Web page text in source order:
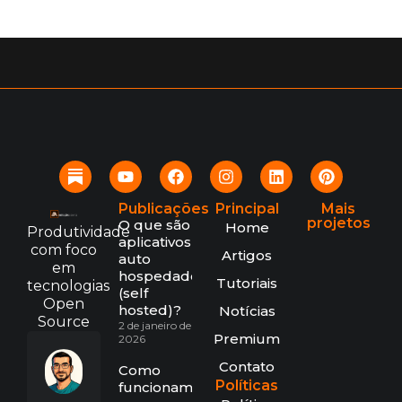
Produtividade
com foco
em
tecnologias
Open
Source
Publicações
O que são
aplicativos
auto
hospedados
(self
hosted)?
2 de janeiro de
2026
Como
funcionam
Principal
Home
Artigos
Tutoriais
Notícias
Premium
Contato
Políticas
Mais
projetos